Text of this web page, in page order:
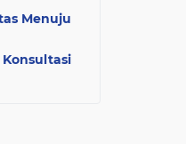
Menuju
Konsultasi